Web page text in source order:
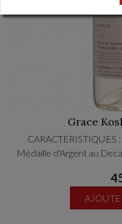
Grace
CARACTERISTIQUES
Médaille d'Argent au